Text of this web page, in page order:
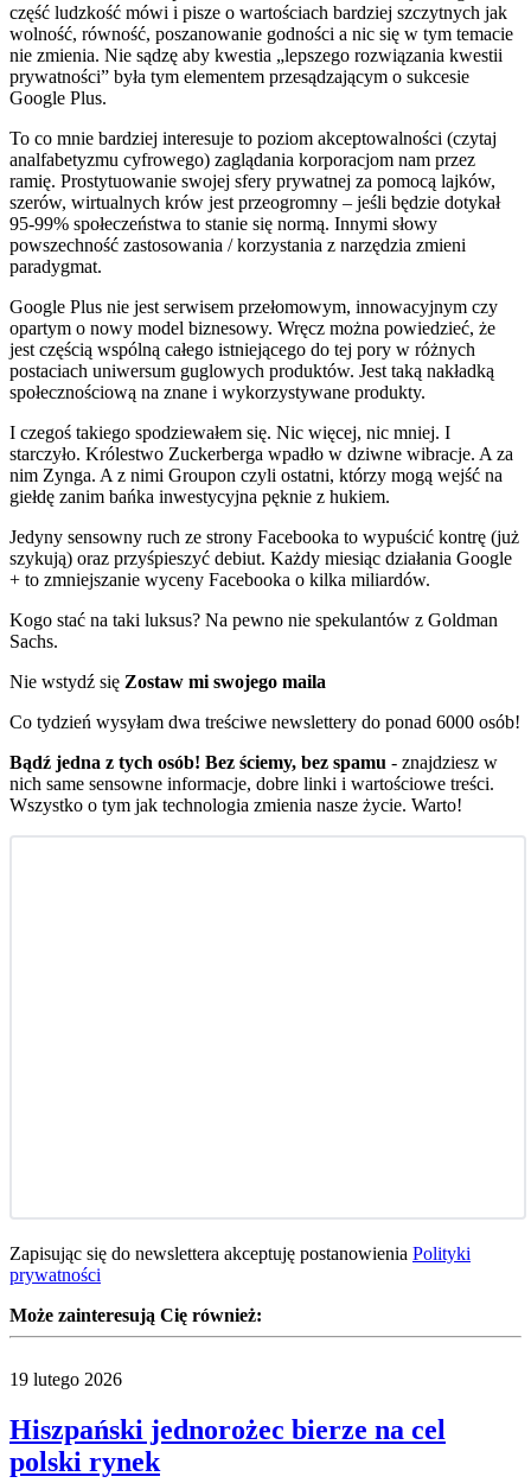
część ludzkość mówi i pisze o wartościach bardziej szczytnych jak
wolność, równość, poszanowanie godności a nic się w tym temacie
nie zmienia. Nie sądzę aby kwestia „lepszego rozwiązania kwestii
prywatności” była tym elementem przesądzającym o sukcesie
Google Plus.
To co mnie bardziej interesuje to poziom akceptowalności (czytaj
analfabetyzmu cyfrowego) zaglądania korporacjom nam przez
ramię. Prostytuowanie swojej sfery prywatnej za pomocą lajków,
szerów, wirtualnych krów jest przeogromny – jeśli będzie dotykał
95-99% społeczeństwa to stanie się normą. Innymi słowy
powszechność zastosowania / korzystania z narzędzia zmieni
paradygmat.
Google Plus nie jest serwisem przełomowym, innowacyjnym czy
opartym o nowy model biznesowy. Wręcz można powiedzieć, że
jest częścią wspólną całego istniejącego do tej pory w różnych
postaciach uniwersum guglowych produktów. Jest taką nakładką
społecznościową na znane i wykorzystywane produkty.
I czegoś takiego spodziewałem się. Nic więcej, nic mniej. I
starczyło. Królestwo Zuckerberga wpadło w dziwne wibracje. A za
nim Zynga. A z nimi Groupon czyli ostatni, którzy mogą wejść na
giełdę zanim bańka inwestycyjna pęknie z hukiem.
Jedyny sensowny ruch ze strony Facebooka to wypuścić kontrę (już
szykują) oraz przyśpieszyć debiut. Każdy miesiąc działania Google
+ to zmniejszanie wyceny Facebooka o kilka miliardów.
Kogo stać na taki luksus? Na pewno nie spekulantów z Goldman
Sachs.
Nie wstydź się Zostaw mi swojego maila
Co tydzień wysyłam dwa treściwe newslettery do ponad 6000 osób!
Bądź jedna z tych osób! Bez ściemy, bez spamu - znajdziesz w
nich same sensowne informacje, dobre linki i wartościowe treści.
Wszystko o tym jak technologia zmienia nasze życie. Warto!
Zapisując się do newslettera akceptuję postanowienia Polityki
prywatności
Może zainteresują Cię również:
19 lutego 2026
Hiszpański jednorożec bierze na cel
polski rynek